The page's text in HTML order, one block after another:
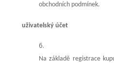
obchodních podmínek.
uživatelský účet
Na základě registrace